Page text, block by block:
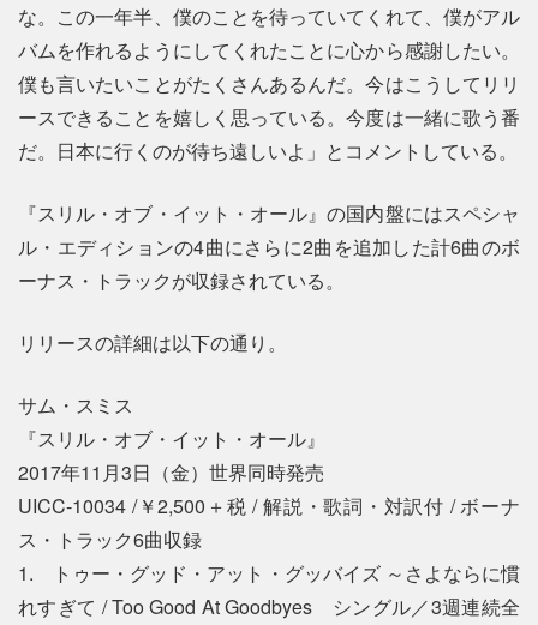
な。この一年半、僕のことを待っていてくれて、僕がアル
バムを作れるようにしてくれたことに心から感謝したい。
僕も言いたいことがたくさんあるんだ。今はこうしてリリ
ースできることを嬉しく思っている。今度は一緒に歌う番
だ。日本に行くのが待ち遠しいよ」とコメントしている。
『スリル・オブ・イット・オール』の国内盤にはスペシャ
ル・エディションの4曲にさらに2曲を追加した計6曲のボ
ーナス・トラックが収録されている。
リリースの詳細は以下の通り。
サム・スミス
『スリル・オブ・イット・オール』
2017年11月3日（金）世界同時発売
UICC-10034 /￥2,500＋税 / 解説・歌詞・対訳付 / ボーナ
ス・トラック6曲収録
1. トゥー・グッド・アット・グッバイズ ～さよならに慣
れすぎて / Too Good At Goodbyes シングル／3週連続全